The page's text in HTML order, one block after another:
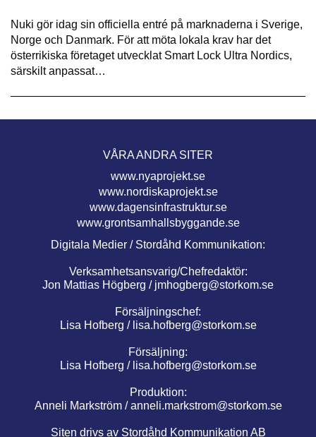
Nuki gör idag sin officiella entré på marknaderna i Sverige,
Norge och Danmark. För att möta lokala krav har det
österrikiska företaget utvecklat Smart Lock Ultra Nordics,
särskilt anpassat…
VÅRA ANDRA SITER
www.nyaprojekt.se
www.nordiskaprojekt.se
www.dagensinfrastruktur.se
www.grontsamhallsbyggande.se
Digitala Medier / Stordåhd Kommunikation:
Verksamhetsansvarig/Chefredaktör:
Jon Mattias Högberg / jmhogberg@storkom.se
Försäljningschef:
Lisa Hofberg / lisa.hofberg@storkom.se
Försäljning:
Lisa Hofberg / lisa.hofberg@storkom.se
Produktion:
Anneli Markström /anneli.markstrom@storkom.se
Siten drivs av Stordåhd Kommunikation AB